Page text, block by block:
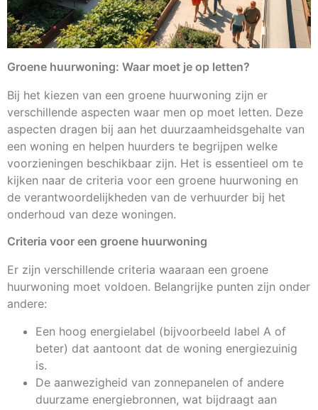
Groene huurwoning: Waar moet je op letten?
Bij het kiezen van een groene huurwoning zijn er
verschillende aspecten waar men op moet letten. Deze
aspecten dragen bij aan het duurzaamheidsgehalte van
een woning en helpen huurders te begrijpen welke
voorzieningen beschikbaar zijn. Het is essentieel om te
kijken naar de criteria voor een groene huurwoning en
de verantwoordelijkheden van de verhuurder bij het
onderhoud van deze woningen.
Criteria voor een groene huurwoning
Er zijn verschillende criteria waaraan een groene
huurwoning moet voldoen. Belangrijke punten zijn onder
andere:
Een hoog energielabel (bijvoorbeeld label A of
beter) dat aantoont dat de woning energiezuinig
is.
De aanwezigheid van zonnepanelen of andere
duurzame energiebronnen, wat bijdraagt aan